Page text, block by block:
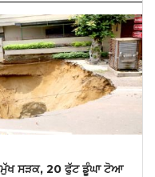
ਮੁੱਖ ਸੜਕ, 20 ਫੁੱਟ ਡੂੰਘਾ ਟੋਆ